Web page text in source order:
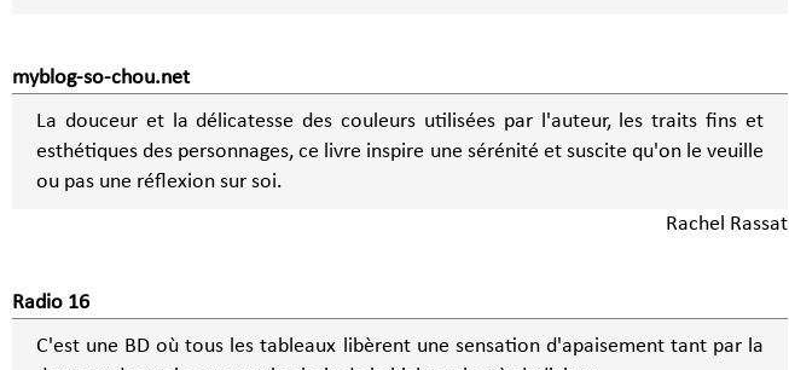
myblog-so-chou.net
La douceur et la délicatesse des couleurs utilisées par l'auteur, les traits fins et
esthétiques des personnages, ce livre inspire une sérénité et suscite qu'on le veuille
ou pas une réflexion sur soi.
Rachel Rassat
Radio 16
C'est une BD où tous les tableaux libèrent une sensation d'apaisement tant par la